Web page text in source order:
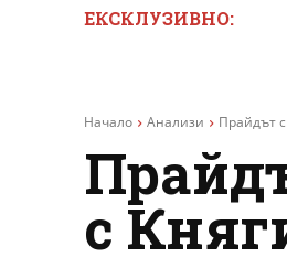
ЕКСКЛУЗИВНО:
Начало Анализи Прайдът
с